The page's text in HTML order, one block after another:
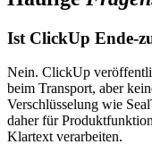
Ist ClickUp Ende-
Nein. ClickUp
beim Transport, aber
Verschlüsselung wie
daher für
Klartext verarbeiten.